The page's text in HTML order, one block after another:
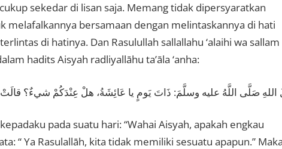
sekedar di lisan saja. Memang tidak dipersyaratkan
bersamaan dengan melintaskannya di hati
di hatinya. Dan Rasulullah sallallahu ‘alaihi wa sallam
hadits Aisyah radliyallāhu ta’āla ‘anha:
صَلَّى اللَّهُ عليه وسلَّمَ: ذَاتَ يَومٍ يا عَائِشَةُ، هلْ عِنْدَكُمْ شيءٌ؟
pada suatu hari: “Wahai Aisyah, apakah engkau
“ Ya Rasulallāh, kita tidak memiliki sesuatu apapun.”